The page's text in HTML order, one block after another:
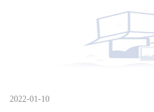
2022-01-10